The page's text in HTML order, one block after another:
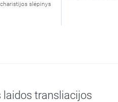
slėpinys
laidos transliacijos